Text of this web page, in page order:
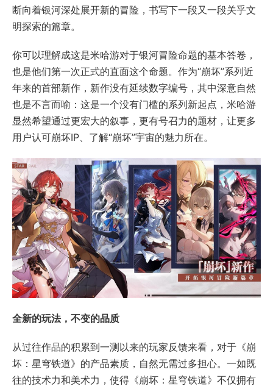
断向着银河深处展开新的冒险，书写下一段又一段关乎文
明探索的篇章。
你可以理解成这是米哈游对于银河冒险命题的基本答卷，
也是他们第一次正式的直面这个命题。作为“崩坏”系列近
年来的首部新作，新作没有延续数字编号，其中深意自然
也是不言而喻：这是一个没有门槛的系列新起点，米哈游
显然希望通过更宏大的叙事，更有号召力的题材，让更多
用户认可崩坏IP、了解“崩坏”宇宙的魅力所在。
全新的玩法，不变的品质
从过往作品的积累到一测以来的玩家反馈来看，对于《崩
坏：星穹铁道》的产品素质，自然无需过多担心。一如既
往的技术力和美术力，使得《崩坏：星穹铁道》不仅拥有